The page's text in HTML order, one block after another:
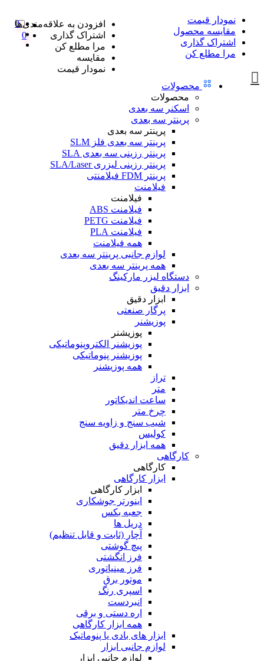
نمودار قیمت
مقایسه محصول
اشتراک گذاری
مرا مطلع کن
0
0
محصولات
محصولات
اسکنر سه بعدی
پرینتر سه بعدی
پرینتر سه بعدی
پرینتر سه بعدی فلز SLM
پرینتر رزینی سه بعدی SLA
پرینتر رزینی لیزری SLA/Laser
پرینتر FDM فیلامنتی
فیلامنت
فیلامنت
فیلامنت ABS
فیلامنت PETG
فیلامنت PLA
همه فیلامنت
لوازم جانبی پرینتر سه بعدی
همه پرینتر سه بعدی
دستگاه لیزر مارکینگ
ابزار دقیق
ابزار دقیق
پرگار صنعتی
پوزیشنر
پوزیشنر
پوزیشنر الکتروپنوماتیکی
پوزیشنر پنوماتیکی
همه پوزیشنر
تراز
متر
ساعت اندیکاتور
چرخ متر
شیب سنج و زاویه سنج
کولیس
همه ابزار دقیق
کارگاهی
کارگاهی
ابزار کارگاهی
ابزار کارگاهی
اینورتر جوشکاری
جعبه بکس
دریل ها
آچار (ثابت و قابل تنظیم)
پیچ گوشتی
فرز انگشتی
فرز مینیاتوری
موتور برق
اسپری رنگ
انبردست
اره دستی و برقی
همه ابزار کارگاهی
ابزار های بادی یا پنوماتیک
لوازم جانبی ابزار
لوازم جانبی ابزار
افزودن به علاقه‌مندی‌ها
اشتراک گذاری
مرا مطلع کن
مقایسه
نمودار قیمت